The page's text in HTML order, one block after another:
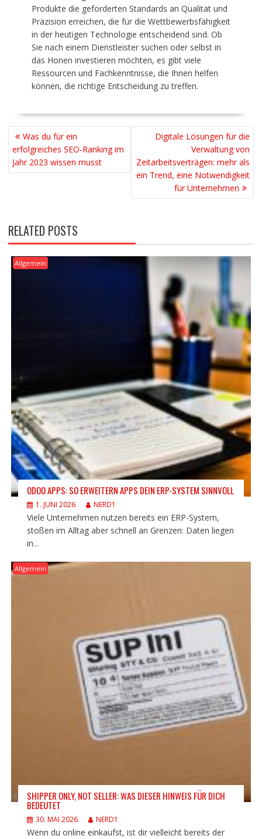
Produkte die geforderten Standards an Qualität und
Präzision erreichen, die für die Wettbewerbsfähigkeit
in der heutigen Technologie entscheidend sind. Ob
Sie nach einem Dienstleister suchen oder selbst in
das Honen investieren möchten, es gibt viele
Ressourcen und Fachkenntnisse, die Ihnen helfen
können, die richtige Entscheidung zu treffen.
BEITRAGSNAVIGATION
Was du für ein
erfolgreiches SEO-Ranking im
Jahr 2023 wissen musst
Digitale Lösungen für die
Verwaltung von
Zeitarbeitsverträgen: mehr als
ein Trend, eine Notwendigkeit
für Unternehmen
RELATED POSTS
Allgemein
ODOO APPS: SO ERWEITERN APPS DEIN ERP-SYSTEM SINNVOLL
1. JUNI 2026 NERD1
Viele Unternehmen nutzen bereits ein ERP-System,
stoßen im Alltag aber schnell an Grenzen: Daten liegen
in...
Allgemein
SHIPPER ONLY, NOT SELLER: WAS DIESER HINWEIS FÜR DICH
BEDEUTET
30. MAI 2026 NERD1
Wenn du online einkaufst, ist dir vielleicht bereits der